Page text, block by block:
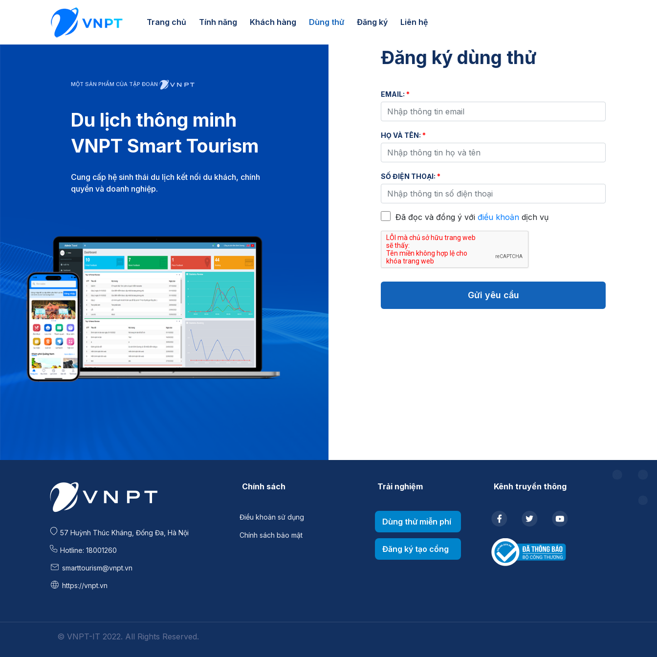
Trang chủ Tính năng Khách hàng Dùng thử Đăng ký Liên hệ
MỘT SẢN PHẨM CỦA TẬP ĐOÀN
Du lịch thông minh
VNPT Smart Tourism
Cung cấp hệ sinh thái du lịch kết nối du khách, chính
quyền và doanh nghiệp.
Đăng ký dùng thử
EMAIL: *
HỌ VÀ TÊN: *
SỐ ĐIỆN THOẠI: *
Đã đọc và đồng ý với điều khoản dịch vụ
Gửi yêu cầu
57 Huỳnh Thúc Kháng, Đống Đa, Hà Nội
Hotline: 18001260
smarttourism@vnpt.vn
https://vnpt.vn
Chính sách
Điều khoản sử dụng
Chính sách bảo mật
Trải nghiệm
Dùng thử miễn phí
Đăng ký tạo cổng
Kênh truyền thông
© VNPT-IT 2022. All Rights Reserved.